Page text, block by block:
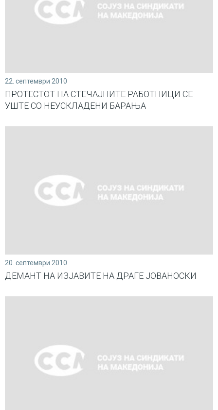
22. септември 2010
ПРОТЕСТОТ НА СТЕЧАЈНИТЕ РАБОТНИЦИ СЕ
УШТЕ СО НЕУСКЛАДЕНИ БАРАЊА
20. септември 2010
ДЕМАНТ НА ИЗЈАВИТЕ НА ДРАГЕ ЈОВАНОСКИ